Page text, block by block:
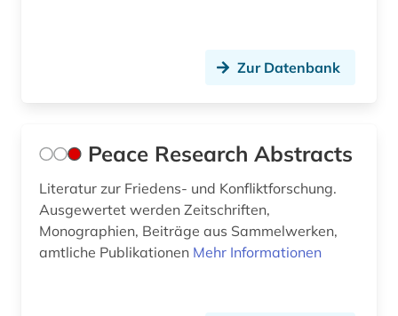
Zur Datenbank
Peace Research Abstracts
Literatur zur Friedens- und Konfliktforschung.
Ausgewertet werden Zeitschriften,
Monographien, Beiträge aus Sammelwerken,
amtliche Publikationen Mehr Informationen